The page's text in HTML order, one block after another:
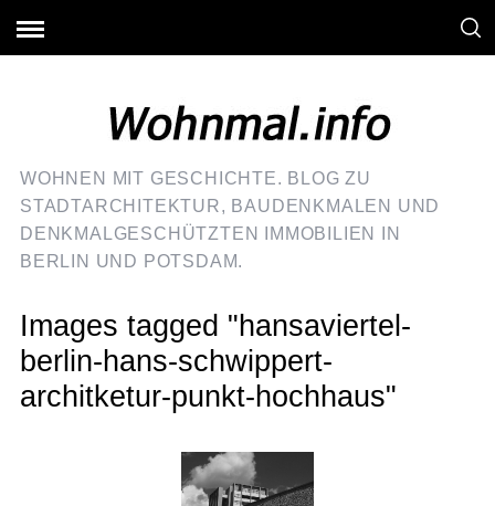
WOHNEN MIT GESCHICHTE. BLOG ZU
STADTARCHITEKTUR, BAUDENKMALEN UND
DENKMALGESCHÜTZTEN IMMOBILIEN IN
BERLIN UND POTSDAM.
Images tagged "hansaviertel-
berlin-hans-schwippert-
architketur-punkt-hochhaus"